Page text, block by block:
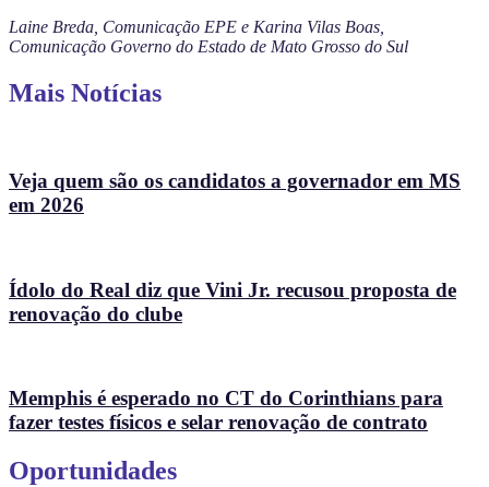
Laine Breda, Comunicação EPE e Karina Vilas Boas,
Comunicação Governo do Estado de Mato Grosso do Sul
Mais Notícias
Veja quem são os candidatos a governador em MS
em 2026
Ídolo do Real diz que Vini Jr. recusou proposta de
renovação do clube
Memphis é esperado no CT do Corinthians para
fazer testes físicos e selar renovação de contrato
Oportunidades